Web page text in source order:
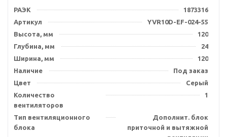
РАЭК
1873316
Артикул
YVR10D-EF-024-55
Высота, мм
120
Глубина, мм
24
Ширина, мм
120
Наличие
Под заказ
Цвет
Серый
Количество
вентиляторов
1
Тип вентиляционного
блока
Дополнит. блок
приточной и вытяжной